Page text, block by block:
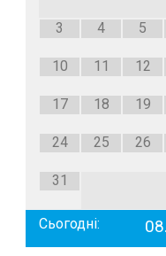
3 4 5
10 11 12
17 18 19
24 25 26
31
Сьогодні: